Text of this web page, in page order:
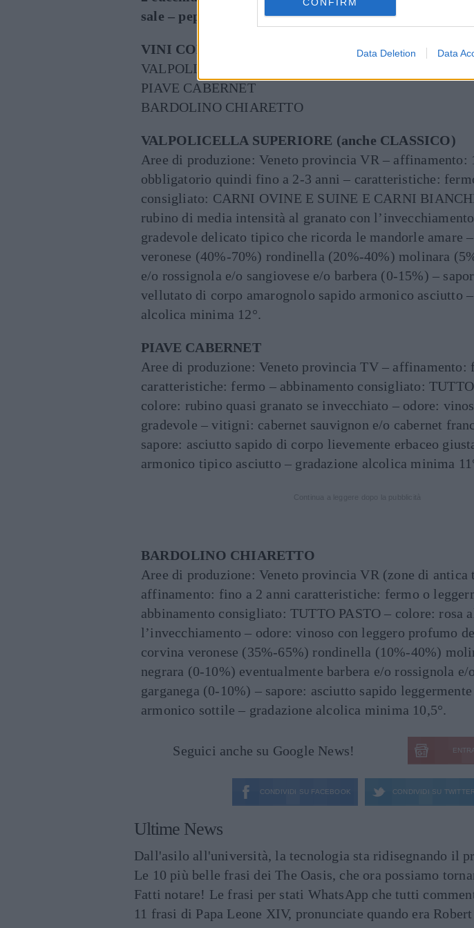
Data Deletion Data
sale – pepe – olio, burro (moderato)
VINI CONSIGLIATI
VALPOLICELLA SUPERIORE (anche CLASSICO)
PIAVE CABERNET
BARDOLINO CHIARETTO
VALPOLICELLA SUPERIORE (anche CLASSICO)
Aree di produzione: Veneto provincia VR – affinamento:
obbligatorio quindi fino a 2-3 anni – caratteristiche:
consigliato: CARNI OVINE E SUINE E CARNI
rubino di media intensità al granato con
gradevole delicato tipico che ricorda le mandorle amare
veronese (40%-70%) rondinella (20%-40%) molinara
e/o rossignola e/o sangiovese e/o barbera (0-15%) –
vellutato di corpo amarognolo sapido armonico asciutto
alcolica minima 12°.
PIAVE CABERNET
Aree di produzione: Veneto provincia TV – affinamento:
caratteristiche: fermo – abbinamento consigliato:
colore: rubino quasi granato se invecchiato – odore:
gradevole – vitigni: cabernet sauvignon e/o cabernet
sapore: asciutto sapido di corpo lievemente erbaceo
armonico tipico asciutto – gradazione alcolica minima
BARDOLINO CHIARETTO
Aree di produzione: Veneto provincia VR (zone di antica
affinamento: fino a 2 anni caratteristiche: fermo o
abbinamento consigliato: TUTTO PASTO – colore: rosa
l’invecchiamento – odore: vinoso con leggero profumo
corvina veronese (35%-65%) rondinella (10%-40%)
negrara (0-10%) eventualmente barbera e/o rossignola e/
garganega (0-10%) – sapore: asciutto sapido
armonico sottile – gradazione alcolica minima 10,5°.
Seguici anche su Google News!
CONDIVIDI SU FACEBOOK CONDIVIDI SU TWITTER
Ultime News
Dall'asilo all'università, la tecnologia sta ridisegnando il
Le 10 più belle frasi dei The Oasis, che ora possiamo
Fatti notare! Le frasi per stati WhatsApp che tutti
11 frasi di Papa Leone XIV, pronunciate quando era